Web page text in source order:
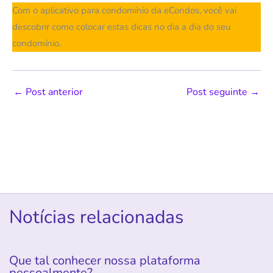
Com o aplicativo para condomínio da eCondos, você vai
descobrir como colocar estas dicas no dia a dia do seu
condomínio.
← Post anterior Post seguinte →
Notícias relacionadas
Que tal conhecer nossa plataforma